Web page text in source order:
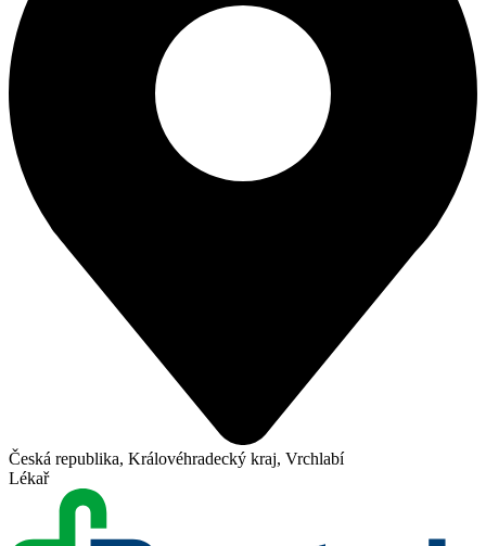
Česká republika, Královéhradecký kraj, Vrchlabí
Lékař